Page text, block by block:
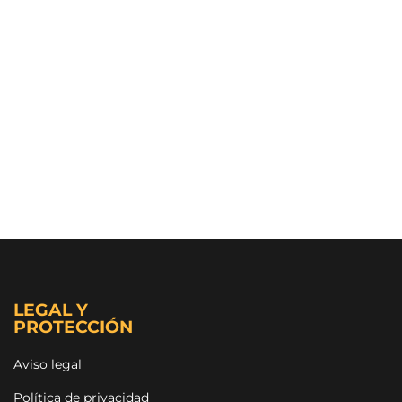
LEGAL Y
PROTECCIÓN
Aviso legal
Política de privacidad